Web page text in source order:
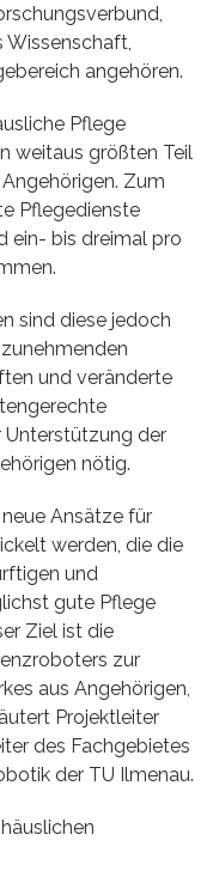
angehören.
Pflege
weitaus größten Teil
Zum
Pflegedienste
ein- bis dreimal pro
sind diese jedoch
und veränderte
der
nötig.
Ansätze für
werden, die die
und
gute Pflege
Ziel ist die
zur
aus Angehörigen,
Projektleiter
des Fachgebietes
der TU Ilmenau.